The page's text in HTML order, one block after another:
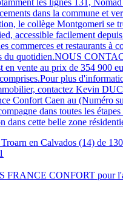
dans la commune et
le collège Montgomeri se
accessible facilement
commerces et restaurants à
du quotidien.NOUS
en vente au prix de 354 900
plus
contactez Kevin
Confort Caen au (Numéro
dans toutes les
dans cette belle zone